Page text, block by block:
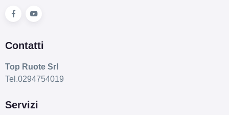
Contatti
Top Ruote Srl
Tel.0294754019
Servizi